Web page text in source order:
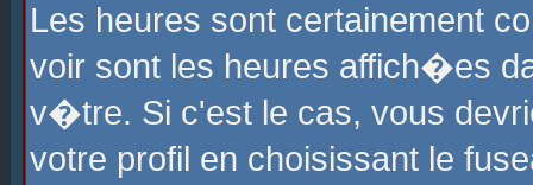
Les heures sont certainement
voir sont les heures affich�es
v�tre. Si c'est le cas, vous
votre profil en choisissant le